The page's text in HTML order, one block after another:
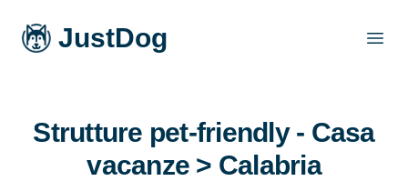
JustDog
Strutture pet-friendly - Casa
vacanze > Calabria